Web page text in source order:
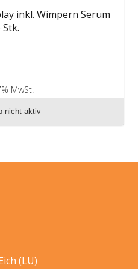
inkl. Wimpern Serum
Stk.
MwSt.
nicht aktiv
(LU)